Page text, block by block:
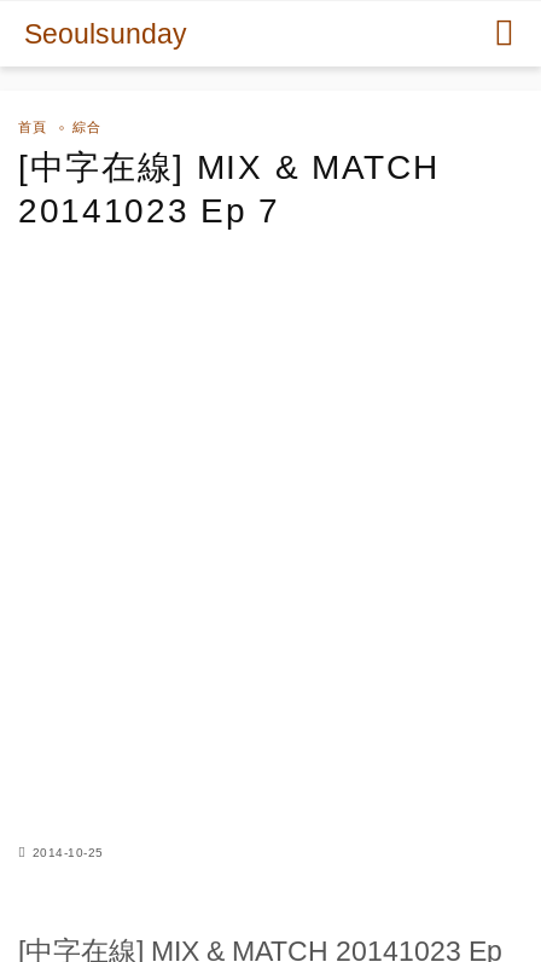
Seoulsunday
首頁 綜合
[中字在線] MIX & MATCH
20141023 Ep 7
2014-10-25
[中字在線] MIX & MATCH 20141023 Ep